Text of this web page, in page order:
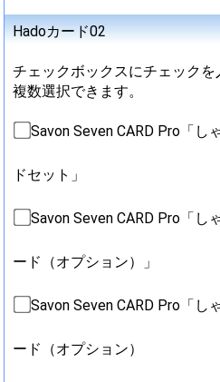
Hadoカード02
チェックボックスにチェックを
複数選択できます。
Savon Seven CARD Pro「
ドセット」
Savon Seven CARD Pro「
ード（オプション）」
Savon Seven CARD Pro「
ード（オプション）